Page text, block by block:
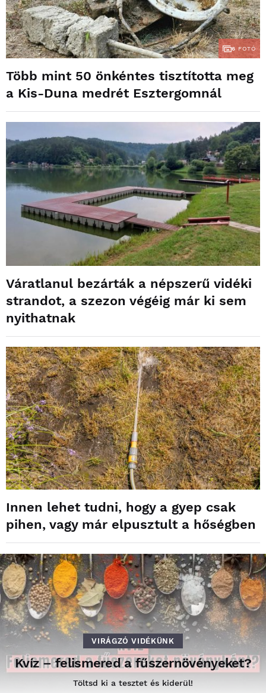
6 FOTÓ
Több mint 50 önkéntes tisztította meg
a Kis-Duna medrét Esztergomnál
Váratlanul bezárták a népszerű vidéki
strandot, a szezon végéig már ki sem
nyithatnak
Innen lehet tudni, hogy a gyep csak
pihen, vagy már elpusztult a hőségben
VIRÁGZÓ VIDÉKÜNK
Kvíz – felismered a fűszernövényeket?
Töltsd ki a tesztet és kiderül!